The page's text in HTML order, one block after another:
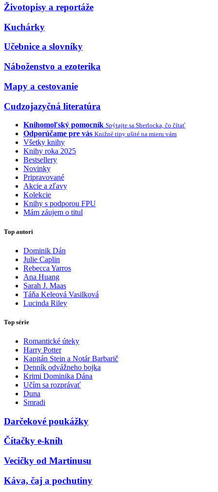
Životopisy a reportáže
Kuchárky
Učebnice a slovníky
Náboženstvo a ezoterika
Mapy a cestovanie
Cudzojazyčná literatúra
Knihomoľský pomocník Spýtajte sa Sherlocka, čo čítať
Odporúčame pre vás Knižné tipy ušité na mieru vám
Všetky knihy
Knihy roka 2025
Bestsellery
Novinky
Pripravované
Akcie a zľavy
Kolekcie
Knihy s podporou FPU
Mám záujem o titul
Top autori
Dominik Dán
Julie Caplin
Rebecca Yarros
Ana Huang
Sarah J. Maas
Táňa Keleová Vasilková
Lucinda Riley
Top série
Romantické úteky
Harry Potter
Kapitán Stein a Notár Barbarič
Denník odvážneho bojka
Krimi Dominika Dána
Učím sa rozprávať
Duna
Smradi
Darčekové poukážky
Čítačky e-kníh
Vecičky od Martinusu
Káva, čaj a pochutiny